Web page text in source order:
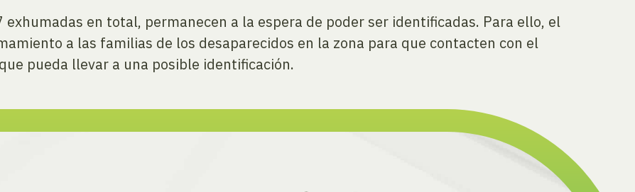
exhumadas en total, permanecen a la espera de poder ser identificadas. Para ello, el
a las familias de los desaparecidos en la zona para que contacten con el
pueda llevar a una posible identificación.